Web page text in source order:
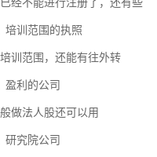
经不能进行注册了，还有些
培训范围的执照
训范围，还能有往外转
盈利的公司
做法人股还可以用
研究院公司